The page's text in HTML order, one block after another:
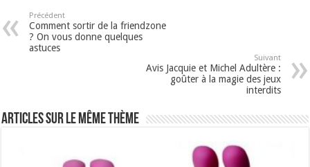
Précédent
Comment sortir de la friendzone
? On vous donne quelques
astuces
Suivant
Avis Jacquie et Michel Adultère :
goûter à la magie des jeux
interdits
Articles sur le même thème